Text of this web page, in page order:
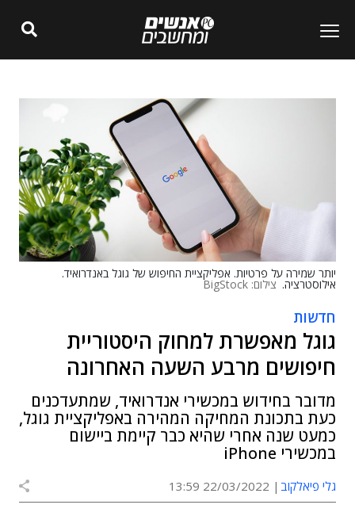
יותר שמירה על פרטיות. אפליקציית החיפוש של גוגל באנדרואיד.
אילוסטרציה. צילום: BigStock
חדשות
גוגל מאפשרת למחוק היסטוריית
חיפושים מרבע השעה האחרונה
מדובר בחידוש במכשירי אנדרואיד, שמתעדכנים
כעת בתכונת המחיקה המהירה באפליקציית גוגל,
כמעט שנה אחרי שהיא כבר קיימת ביישום
במכשירי iPhone
גלי פיאלקוב 22/03/2022 13:59